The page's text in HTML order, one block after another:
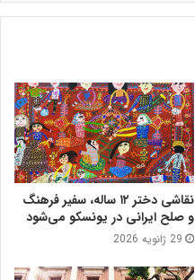
نقاشی دختر ۱۲ ساله، سفیر فرهنگ
و صلح ایرانی در یونسکو می‌شود
29 ژانویه 2026